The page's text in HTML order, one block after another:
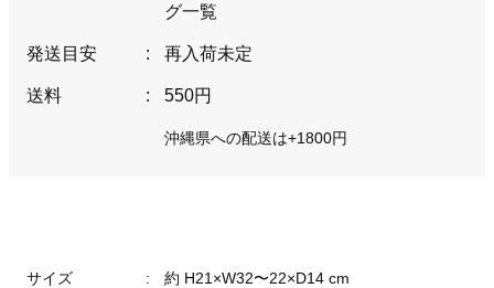
グ一覧
発送目安 : 再入荷未定
送料 : 550円
沖縄県への配送は+1800円
サイズ :
約 H21×W32〜22×D14 cm